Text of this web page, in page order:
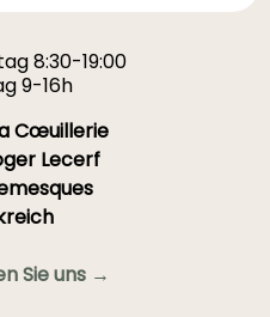
8:30-19:00
9-16h
Cœuillerie
Lecerf
Sie uns →